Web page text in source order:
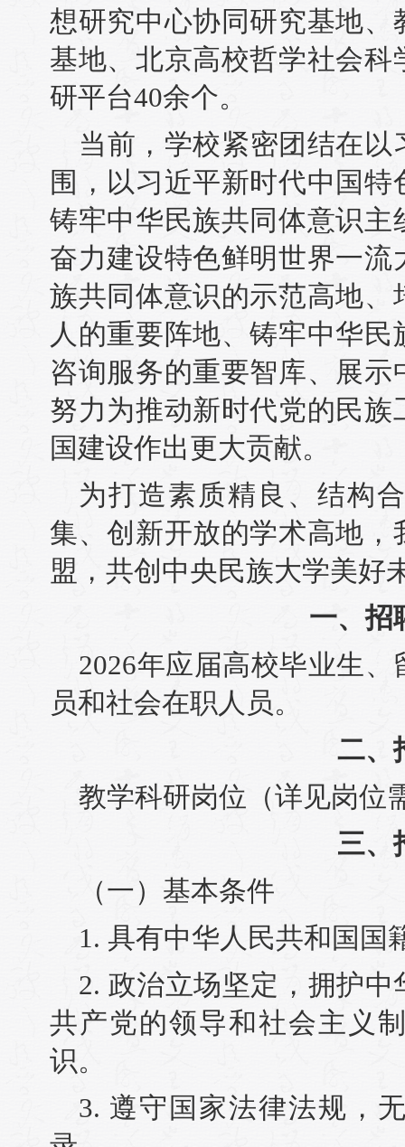
想研究中心协同研究基地
基地、北京高校哲学社会
研平台40余个。
当前，学校紧密团结在
围，以习近平新时代中国
铸牢中华民族共同体意识
奋力建设特色鲜明世界一
族共同体意识的示范高地
人的重要阵地、铸牢中华
咨询服务的重要智库、展
努力为推动新时代党的民
国建设作出更大贡献。
为打造素质精良、结构
集、创新开放的学术高地
盟，共创中央民族大学美好
一、招
2026年应届高校毕业生
员和社会在职人员。
二、
教学科研岗位（详见岗位
三、
（一）基本条件
1. 具有中华人民共和国国
2. 政治立场坚定，拥护
共产党的领导和社会主义
识。
3. 遵守国家法律法规，